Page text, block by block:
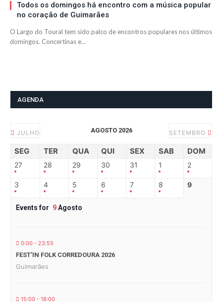
Todos os domingos há encontro com a música popular
no coração de Guimarães
O Largo do Toural tem sido palco de encontros populares nos últimos
domingos. Concertinas e…
AGENDA
JULHO AGOSTO 2026 SETEMBRO
SEG TER QUA QUI SEX SAB DOM
27 28 29 30 31 1 2
3 4 5 6 7 8 9
Events for 9Agosto
0:00 - 23:55
FEST’IN FOLK CORREDOURA 2026
Guimarães
15:00 - 18:00